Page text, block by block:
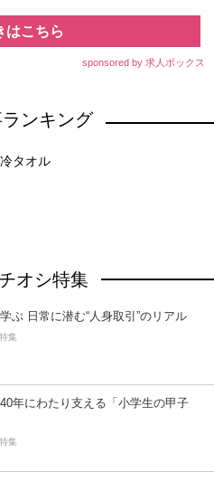
はこちら
sponsored by 求人ボックス
ンキング
タオル
オシ特集
ぶ 日常に潜む“人身取引”のリアル
集
年にわたり支える「小学生の甲子
集